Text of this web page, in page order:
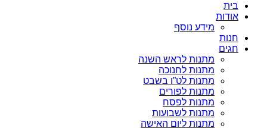
בית
אודות
מידע נוסף
חנות
חגים
מתנות לראש השנה
מתנות לחנוכה
מתנות לט”ו בשבט
מתנות לפורים
מתנות לפסח
מתנות לשבועות
מתנות ליום האישה